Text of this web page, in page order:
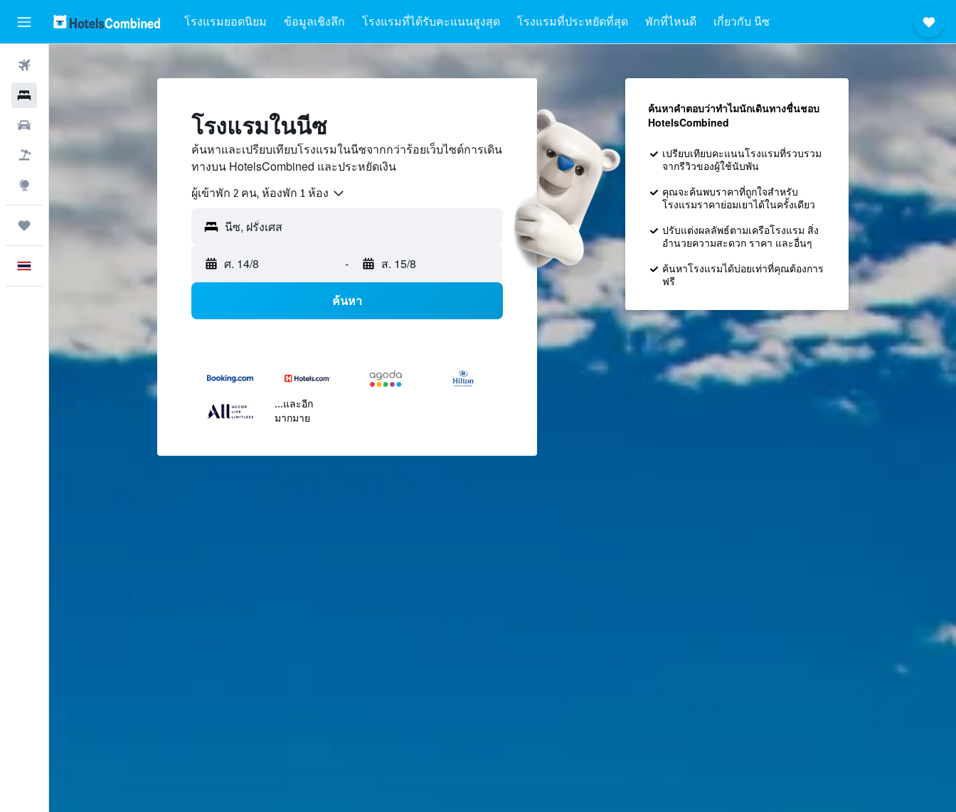
โรงแรมยอดนิยม ข้อมูลเชิงลึก โรงแรมที่ได้รับคะแนนสูงสุด โรงแรมที่ประหยัดที่สุด พักที่ไหนดี เกี่ยวกับ นีซ
รถเช่า โรงแรมในนีซ
ค้นหาและเปรียบเทียบโรงแรมในนีซจากกว่าร้อยเว็บไซต์การเดิน
ทางบน HotelsCombined และประหยัดเงิน
ผู้เข้าพัก 2 คน, ห้องพัก 1 ห้อง
ศ. 14/8 - ส. 15/8
ค้นหา
...และอีก
มากมาย
ค้นหาคำตอบว่าทำไมนักเดินทางชื่นชอบ
HotelsCombined
เปรียบเทียบคะแนนโรงแรมที่รวบรวม
จากรีวิวของผู้ใช้นับพัน
คุณจะค้นพบราคาที่ถูกใจสำหรับ
โรงแรมราคาย่อมเยาได้ในครั้งเดียว
ปรับแต่งผลลัพธ์ตามเครือโรงแรม สิ่ง
อำนวยความสะดวก ราคา และอื่นๆ
ค้นหาโรงแรมได้บ่อยเท่าที่คุณต้องการ
ฟรี